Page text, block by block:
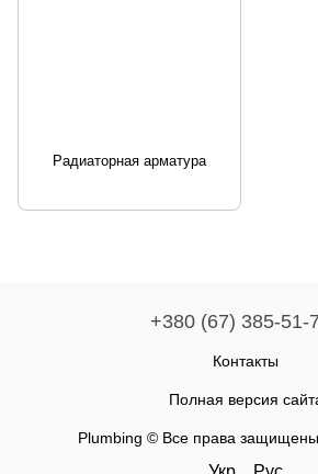
Радиаторная арматура
+380 (67) 385-51-
Контакты
Полная версия
Plumbing © Все права